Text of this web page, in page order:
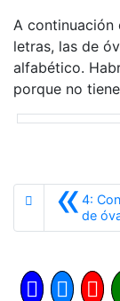
A continuación
letras, las de
alfabético.
porque no
«4:
de